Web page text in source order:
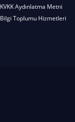
KVKK Aydınlatma Metni
Bilgi Toplumu Hizmetleri